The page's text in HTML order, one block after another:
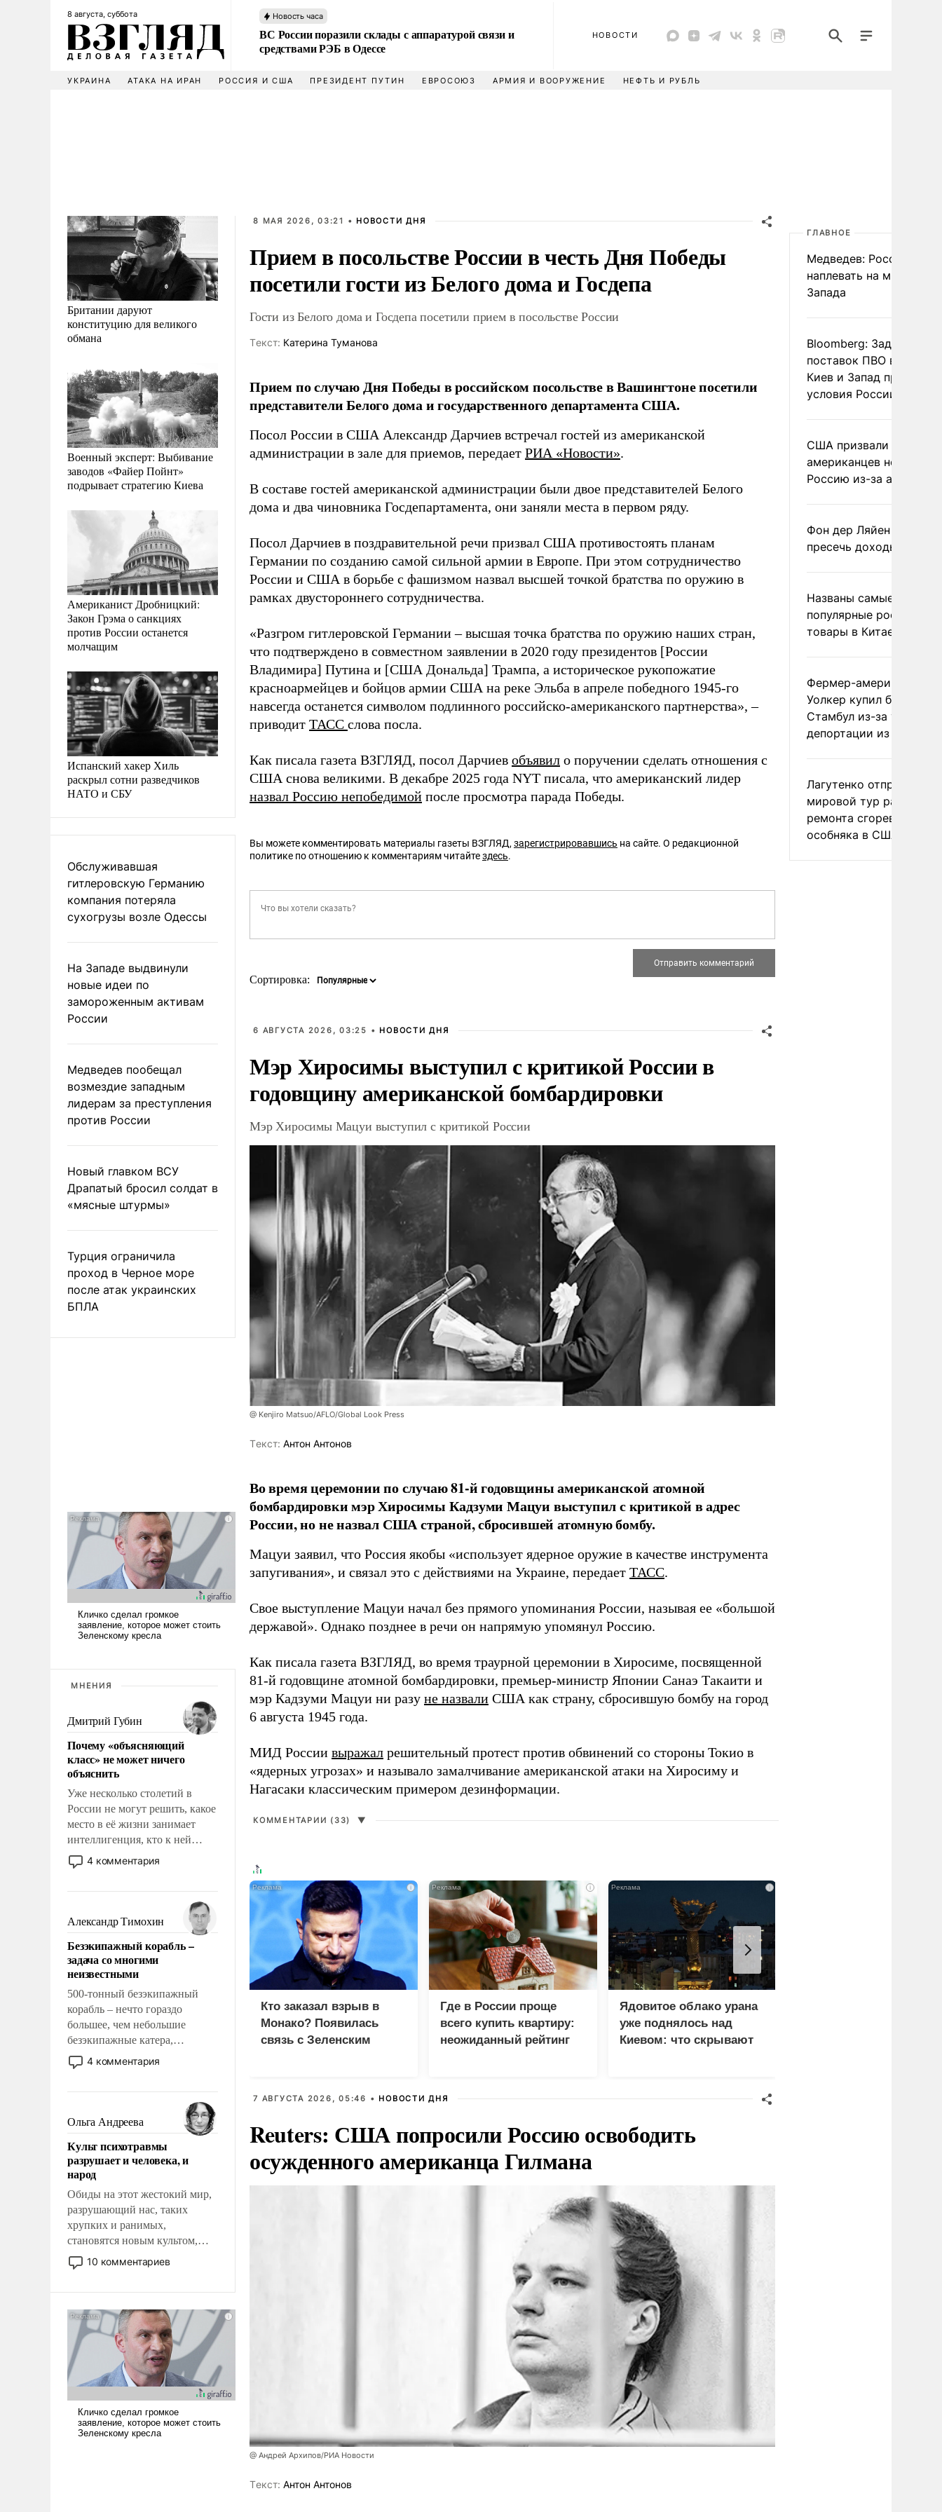
8 августа, суббота Новость часа
ВС России поразили склады с аппаратурой связи и
средствами РЭБ в Одессе
НОВОСТИ
УКРАИНА АТАКА НА ИРАН РОССИЯ И США ПРЕЗИДЕНТ ПУТИН ЕВРОСОЮЗ АРМИЯ И ВООРУЖЕНИЕ НЕФТЬ И РУБЛЬ
Британии даруют
конституцию для великого
обмана
Военный эксперт: Выбивание
заводов «Файер Пойнт»
подрывает стратегию Киева
Американист Дробницкий:
Закон Грэма о санкциях
против России останется
молчащим
Испанский хакер Хиль
раскрыл сотни разведчиков
НАТО и СБУ
Обслуживавшая
гитлеровскую Германию
компания потеряла
сухогрузы возле Одессы
На Западе выдвинули
новые идеи по
замороженным активам
России
Медведев пообещал
возмездие западным
лидерам за преступления
против России
Новый главком ВСУ
Драпатый бросил солдат в
«мясные штурмы»
Турция ограничила
проход в Черное море
после атак украинских
БПЛА
МНЕНИЯ
Дмитрий Губин
Почему «объясняющий
класс» не может ничего
объяснить
Уже несколько столетий в
России не могут решить, какое
место в её жизни занимает
интеллигенция, кто к ней
принадлежит, а кого из неё
исключили с правом
чем она отличается от просто
образованных людей. Иногда
казалось, что эти вопросы
решены раз и навсегда, но –
нет, не решены.
4 комментария
Александр Тимохин
Безэкипажный корабль –
задача со многими
неизвестными
500-тонный безэкипажный
корабль – нечто гораздо
большее, чем небольшие
безэкипажные катера,
применение которых уже
стало обыденностью. Задача по
сложна и амбициозна. Однако
и ее реализация радикально
поднимет наши боевые
возможности.
4 комментария
Ольга Андреева
Культ психотравмы
разрушает и человека, и
народ
Обиды на этот жестокий мир,
разрушающий нас, таких
хрупких и ранимых,
становятся новым культом,
постепенно вытесняя и
отменяя традиционное
ударами судьбы, брать на себя
ответственность, помогать
слабым, идти вперед и
адаптироваться.
10 комментариев
8 МАЯ 2026, 03:21 • НОВОСТИ ДНЯ
Прием в посольстве России в честь Дня Победы
посетили гости из Белого дома и Госдепа
Гости из Белого дома и Госдепа посетили прием в посольстве России
Tекст: Катерина Туманова
Прием по случаю Дня Победы в российском посольстве в Вашингтоне посетили
представители Белого дома и государственного департамента США.
Посол России в США Александр Дарчиев встречал гостей из американской
администрации в зале для приемов, передает РИА «Новости».
В составе гостей американской администрации были двое представителей Белого
дома и два чиновника Госдепартамента, они заняли места в первом ряду.
Посол Дарчиев в поздравительной речи призвал США противостоять планам
Германии по созданию самой сильной армии в Европе. При этом сотрудничество
России и США в борьбе с фашизмом назвал высшей точкой братства по оружию в
рамках двустороннего сотрудничества.
«Разгром гитлеровской Германии – высшая точка братства по оружию наших стран,
что подтверждено в совместном заявлении в 2020 году президентов [России
Владимира] Путина и [США Дональда] Трампа, а историческое рукопожатие
красноармейцев и бойцов армии США на реке Эльба в апреле победного 1945-го
навсегда останется символом подлинного российско-американского партнерства», –
приводит ТАСС слова посла.
Как писала газета ВЗГЛЯД, посол Дарчиев объявил о поручении сделать отношения с
США снова великими. В декабре 2025 года NYT писала, что американский лидер
назвал Россию непобедимой после просмотра парада Победы.
Вы можете комментировать материалы газеты ВЗГЛЯД, зарегистрировавшись на сайте. О редакционной
политике по отношению к комментариям читайтездесь.
Сортировка:
6 АВГУСТА 2026, 03:25 • НОВОСТИ ДНЯ
Мэр Хиросимы выступил с критикой России в
годовщину американской бомбардировки
Мэр Хиросимы Мацуи выступил с критикой России
@ Kenjiro Matsuo/AFLO/Global Look Press
Tекст: Антон Антонов
Во время церемонии по случаю 81-й годовщины американской атомной
бомбардировки мэр Хиросимы Кадзуми Мацуи выступил с критикой в адрес
России, но не назвал США страной, сбросившей атомную бомбу.
Мацуи заявил, что Россия якобы «использует ядерное оружие в качестве инструмента
запугивания», и связал это с действиями на Украине, передает ТАСС.
Свое выступление Мацуи начал без прямого упоминания России, называя ее «большой
державой». Однако позднее в речи он напрямую упомянул Россию.
Как писала газета ВЗГЛЯД, во время траурной церемонии в Хиросиме, посвященной
81-й годовщине атомной бомбардировки, премьер-министр Японии Санаэ Такаити и
мэр Кадзуми Мацуи ни разу не назвали США как страну, сбросившую бомбу на город
6 августа 1945 года.
МИД России выражал решительный протест против обвинений со стороны Токио в
«ядерных угрозах» и называло замалчивание американской атаки на Хиросиму и
Нагасаки классическим примером дезинформации.
КОММЕНТАРИИ (33) ▼
i
Кто заказал взрыв в
Монако? Появилась
связь с Зеленским
i
Где в России проще
всего купить квартиру:
неожиданный рейтинг
i
Ядовитое облако урана
уже поднялось над
Киевом: что скрывают
7 АВГУСТА 2026, 05:46 • НОВОСТИ ДНЯ
Reuters: США попросили Россию освободить
осужденного американца Гилмана
@ Андрей Архипов/РИА Новости
Tекст: Антон Антонов
ГЛАВНОЕ
Медведев: России
наплевать на мнение
Запада
Bloomberg: Задержка
поставок ПВО вынудит
Киев и Запад принять
условия России
США призвали
американцев не
Россию из-за атак ВСУ
Фон дер Ляйен
пресечь доходы России
Названы самые
популярные российские
товары в Китае
Фермер-американец
Уолкер купил билет в
Стамбул из-за угрозы
депортации из России
Лагутенко отправился в
мировой тур ради
ремонта сгоревшего
особняка в США